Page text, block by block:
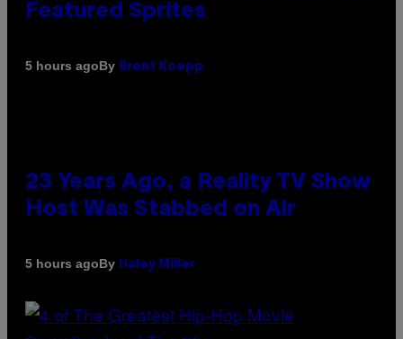
Featured Sprites
5 hours agoBy Brent Koepp
23 Years Ago, a Reality TV Show
Host Was Stabbed on Air
5 hours agoBy Haley Miller